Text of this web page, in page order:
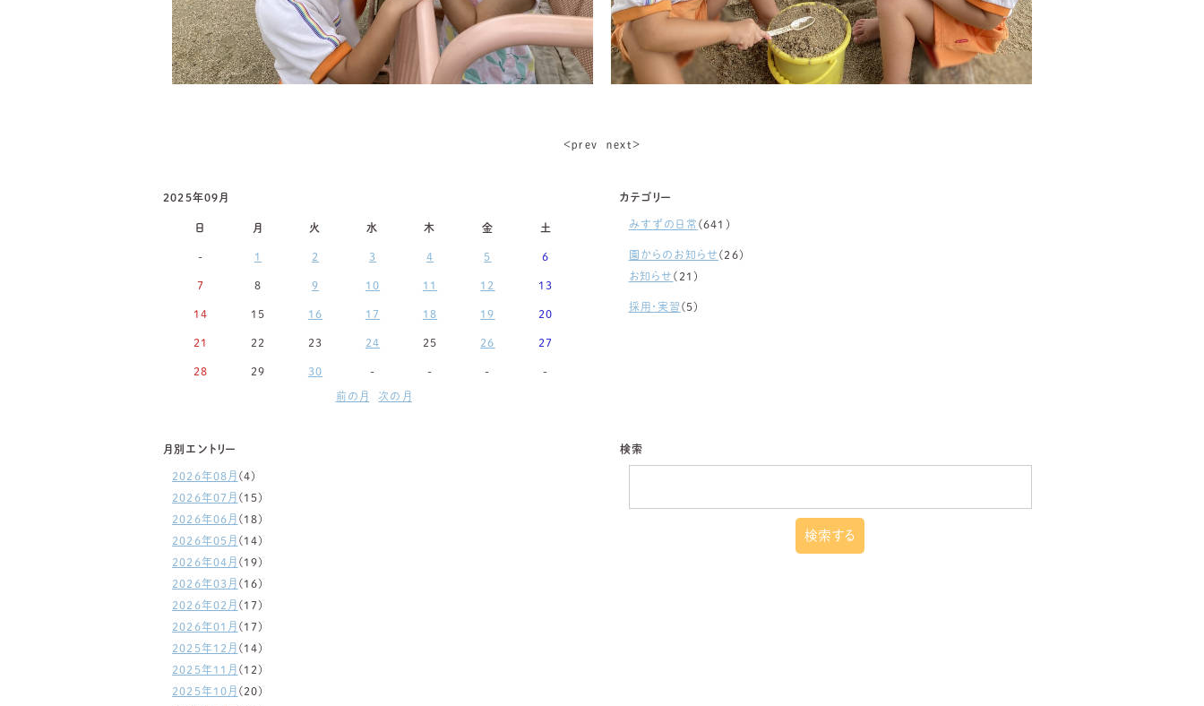
＜ｐｒｅｖ ｎｅｘｔ＞
2025年09月
日 月 火 水 木 金 土
- 1 2 3 4 5 6
7 8 9 10 11 12 13
14 15 16 17 18 19 20
21 22 23 24 25 26 27
28 29 30 - - - -
前の月 次の月
カテゴリー
みすずの日常 (641)
園からのお知らせ (26)
お知らせ (21)
採用・実習 (5)
月別エントリー
2026年08月 (4)
2026年07月 (15)
2026年06月 (18)
2026年05月 (14)
2026年04月 (19)
2026年03月 (16)
2026年02月 (17)
2026年01月 (17)
2025年12月 (14)
2025年11月 (12)
2025年10月 (20)
検索